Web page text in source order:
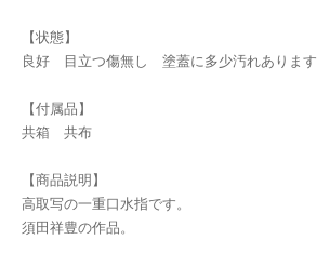
【状態】
良好 目立つ傷無し 塗蓋に多少汚れあります
【付属品】
共箱 共布
【商品説明】
高取写の一重口水指です。
須田祥豊の作品。